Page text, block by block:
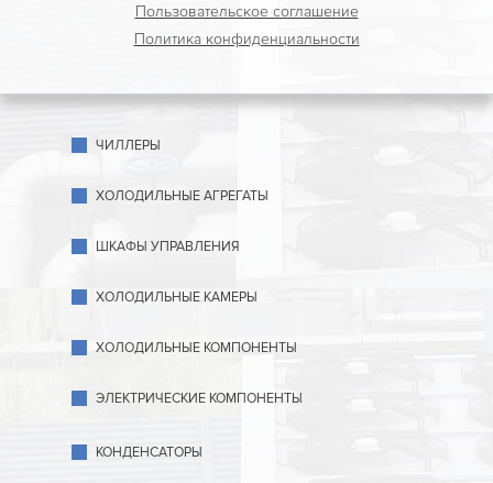
Пользовательское соглашение
Политика конфиденциальности
ЧИЛЛЕРЫ
ХОЛОДИЛЬНЫЕ АГРЕГАТЫ
ШКАФЫ УПРАВЛЕНИЯ
ХОЛОДИЛЬНЫЕ КАМЕРЫ
ХОЛОДИЛЬНЫЕ КОМПОНЕНТЫ
ЭЛЕКТРИЧЕСКИЕ КОМПОНЕНТЫ
КОНДЕНСАТОРЫ